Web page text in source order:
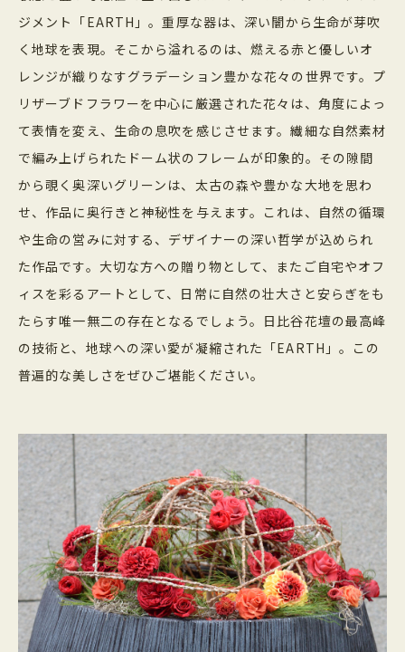
ジメント「EARTH」。重厚な器は、深い闇から生命が芽吹
く地球を表現。そこから溢れるのは、燃える赤と優しいオ
レンジが織りなすグラデーション豊かな花々の世界です。プ
リザーブドフラワーを中心に厳選された花々は、角度によっ
て表情を変え、生命の息吹を感じさせます。繊細な自然素材
で編み上げられたドーム状のフレームが印象的。その隙間
から覗く奥深いグリーンは、太古の森や豊かな大地を思わ
せ、作品に奥行きと神秘性を与えます。これは、自然の循環
や生命の営みに対する、デザイナーの深い哲学が込められ
た作品です。大切な方への贈り物として、またご自宅やオフ
ィスを彩るアートとして、日常に自然の壮大さと安らぎをも
たらす唯一無二の存在となるでしょう。日比谷花壇の最高峰
の技術と、地球への深い愛が凝縮された「EARTH」。この
普遍的な美しさをぜひご堪能ください。